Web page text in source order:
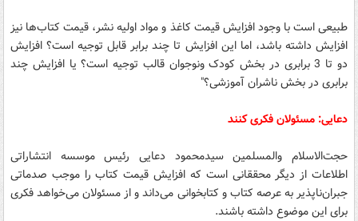
طبیعی است با وجود افزایش قیمت کاغذ و مواد اولیه نشر،‌ قیمت کتاب‌ها نیز
افزایش داشته باشد،‌ اما این افزایش تا چند برابر قابل توجیه است؟ افزایش
دو تا 3 برابری در بخش کودک ونوجوان قالب توجیه است؟ یا افزایش چند
برابری در بخش ناشران آموزشی؟"
دعایی: مسئولان فکری کنند
حجت‌الاسلام والمسلمین سیدمحمود دعایی رئیس موسسه انتشاراتی
اطلاعات از دیگر محققانی است که افزایش قیمت کتاب را موجب صدماتی
جبران‌ناپذیر به عرصه کتاب و کتابخوانی می‌داند و از مسئولان می‌خواهد فکری
برای این موضوع داشته باشند.